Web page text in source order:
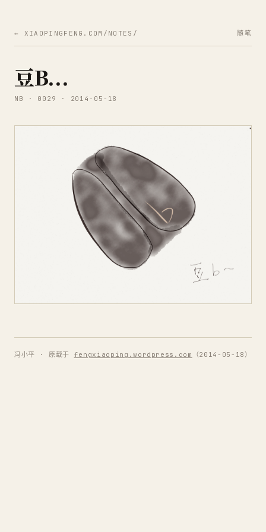
← XIAOPINGFENG.COM/NOTES/ 随笔
豆B...
NB · 0029 · 2014-05-18
冯小平 · 原载于 fengxiaoping.wordpress.com （2014-05-18）